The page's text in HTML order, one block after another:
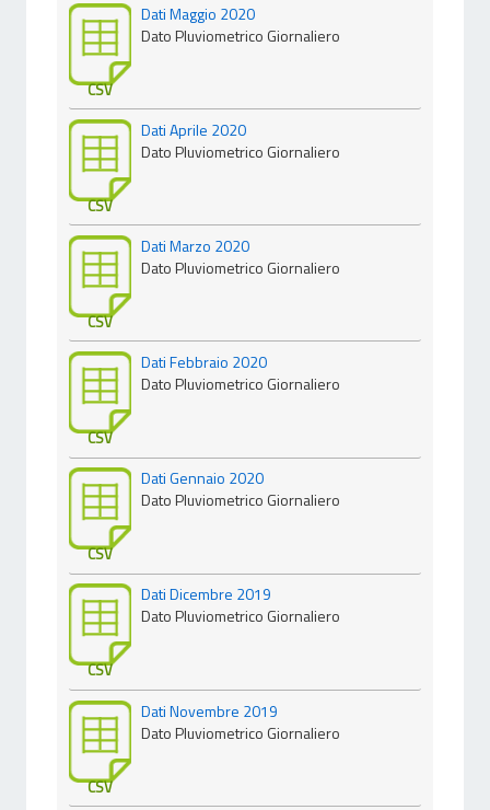
CSV
Dati Maggio 2020
Dato Pluviometrico Giornaliero
CSV
Dati Aprile 2020
Dato Pluviometrico Giornaliero
CSV
Dati Marzo 2020
Dato Pluviometrico Giornaliero
CSV
Dati Febbraio 2020
Dato Pluviometrico Giornaliero
CSV
Dati Gennaio 2020
Dato Pluviometrico Giornaliero
CSV
Dati Dicembre 2019
Dato Pluviometrico Giornaliero
CSV
Dati Novembre 2019
Dato Pluviometrico Giornaliero